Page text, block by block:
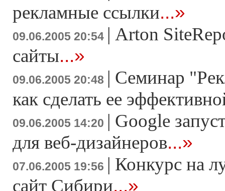
рекламные ссылки...»
09.06.2005 20:54 | Arton
сайты...»
09.06.2005 20:48 | Семинар
как сделать ее
09.06.2005 14:20 | Google
для веб-дизайнеров...»
07.06.2005 19:56 | Конкурс на
сайт Сибири...»